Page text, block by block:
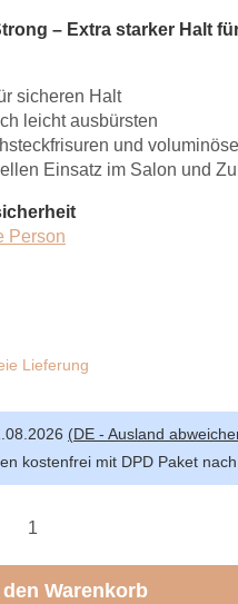
– Extra starker Halt
sicheren Halt
leicht ausbürsten
und
Einsatz im Salon und
Person
Lieferung
(DE - Ausland
kostenfrei mit DPD Paket nach
den Warenkorb